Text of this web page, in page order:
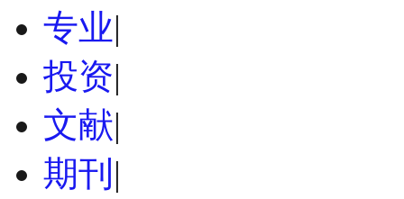
专业|
投资|
文献|
期刊 |